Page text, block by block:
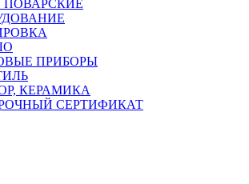
ПРИБОРЫ
КЕРАМИКА
СЕРТИФИКАТ